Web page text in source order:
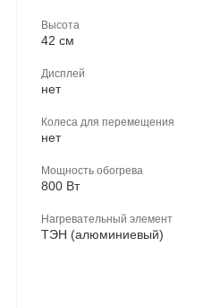
Высота
42 см
Дисплей
нет
Колеса для перемещения
нет
Мощность обогрева
800 Вт
Нагревательный элемент
ТЭН (алюминиевый)